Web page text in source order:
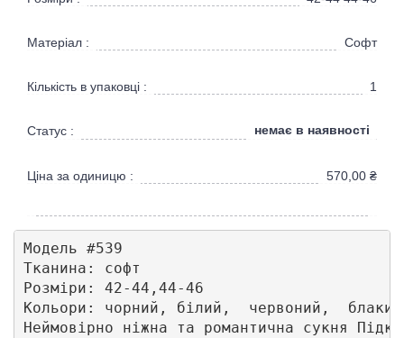
Матеріал : Софт
Кількість в упаковці : 1
Статус : немає в наявності
Ціна за одиницю : 570,00 ₴
Модель #539
Тканина: софт
Розміри: 42-44,44-46
Кольори: чорний, білий,  червоний,
Неймовірно ніжна та романтична сукня